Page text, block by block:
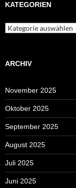
KATEGORIEN
Kategorien
ARCHIV
November 2025
Oktober 2025
September 2025
August 2025
Juli 2025
Juni 2025